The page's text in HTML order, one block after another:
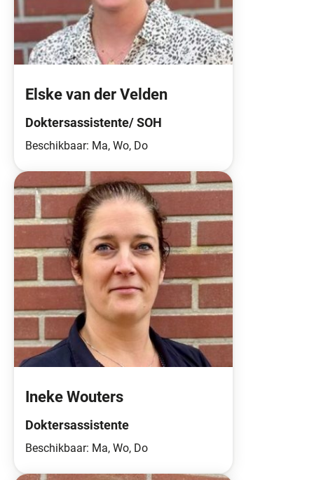
Elske van der Velden
Doktersassistente/ SOH
Beschikbaar: Ma, Wo, Do
Ineke Wouters
Doktersassistente
Beschikbaar: Ma, Wo, Do